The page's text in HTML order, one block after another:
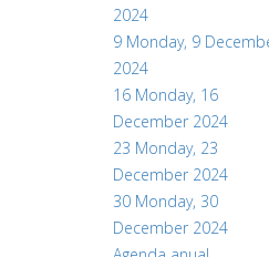
2024
9 Monday, 9
2024
16 Monday, 16
December 2024
23 Monday, 23
December 2024
30 Monday, 30
December 2024